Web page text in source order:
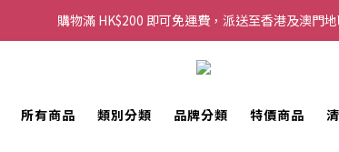
購物滿 HK$200 即可免運費，派送至香港及澳門
購物滿 HK$200 即可免運費，派送至香港及澳門
滿 HK$250，以轉數快或八達通方式付款，額外再減
所有商品 類別分類 品牌分類 特價商品